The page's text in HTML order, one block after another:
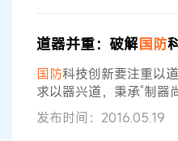
得到真正运用？ 也有人
一个小小插曲。还有人
护，国防专利要转化为
道器并重：破解国防
国防科技创新要注重以
求以器兴道，秉承“制器
契合的语言来浓缩中国
话，那就不能回避两个
发布时间：2016.05.19